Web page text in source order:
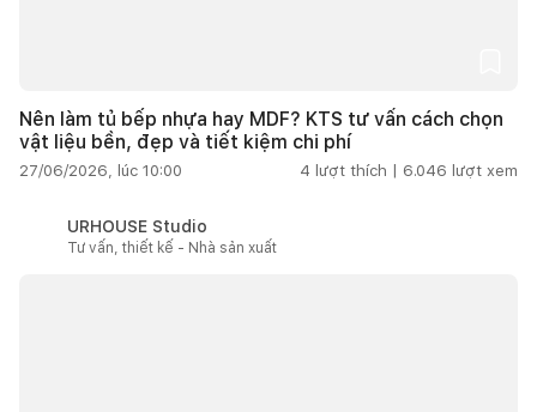
Nên làm tủ bếp nhựa hay MDF? KTS tư vấn cách chọn
vật liệu bền, đẹp và tiết kiệm chi phí
27/06/2026, lúc 10:00 4 lượt thích | 6.046 lượt xem
URHOUSE Studio
Tư vấn, thiết kế - Nhà sản xuất